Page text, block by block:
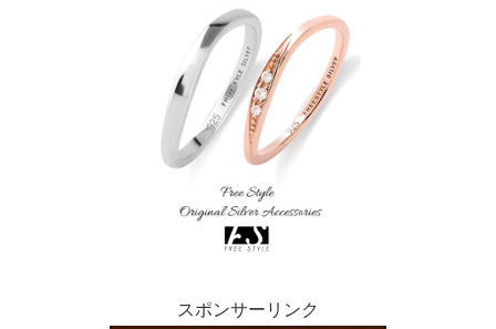
スポンサーリンク